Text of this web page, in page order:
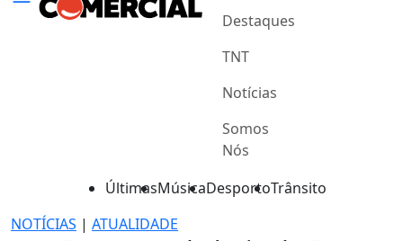
Destaques
TNT
Notícias
Somos
Nós
ÚltimasMúsicaDesportoTrânsito
NOTÍCIAS | ATUALIDADE